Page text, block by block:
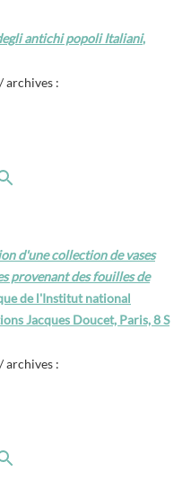
antichi popoli Italiani,
archives :
d'une collection de vases
provenant des fouilles de
de l'Institut national
Jacques Doucet, Paris, 8 S
archives :